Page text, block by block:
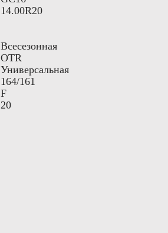
14.00R20
Всесезонная
OTR
Универсальная
164/161
F
20